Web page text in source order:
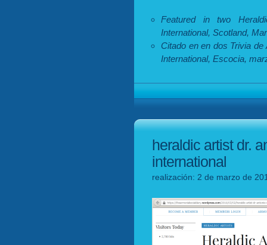
Featured in two
International, Scotland,
Citado en en dos Trivia
International, Escocia,
heraldic artist dr.
international
realización: 2 de marzo de